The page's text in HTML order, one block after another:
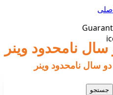
سال نامحدود وینر
سال نامحدود وینر
جستجو